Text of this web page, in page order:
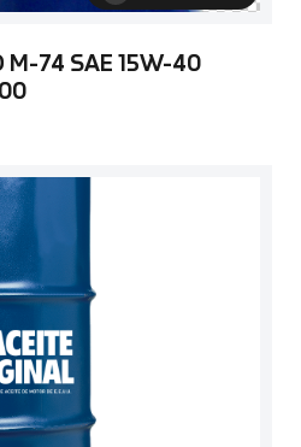
M-74 SAE 15W-40